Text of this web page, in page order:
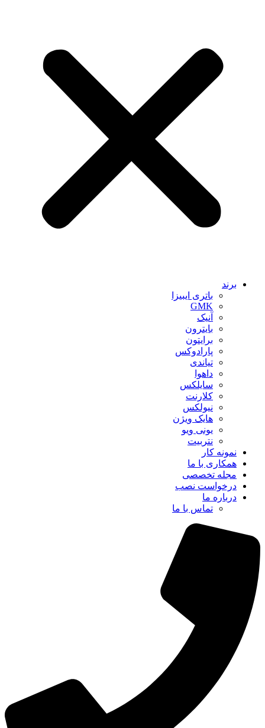
برند
باتری ایبیزا
GMK
آنیک
بایترون
برایتون
پارادوکس
تیاندی
داهوا
سایلکس
کلارنت
نیولکس
هایک ویژن
یونی ویو
نتربیت
نمونه کار
همکاری با ما
مجله تخصصی
درخواست نصب
درباره ما
تماس با ما